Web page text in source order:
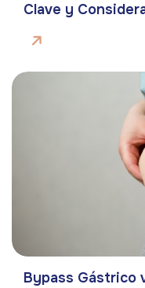
Clave y
Bypass Gástrico